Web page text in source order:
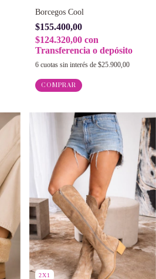
Borcegos Cool
$155.400,00
$124.320,00 con
Transferencia o depósito
6 cuotas sin interés de $25.900,00
COMPRAR
2X1